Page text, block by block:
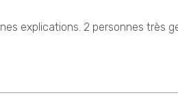
explications. 2 personnes très